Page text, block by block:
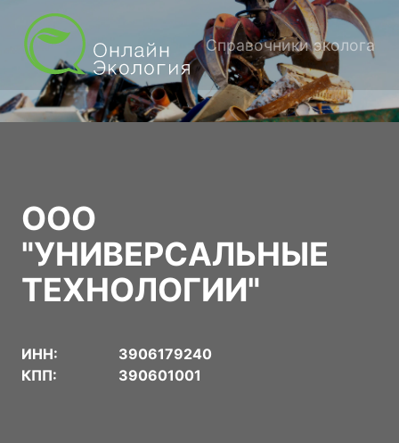
Справочники эколога
ООО
"УНИВЕРСАЛЬНЫЕ
ТЕХНОЛОГИИ"
ИНН:
3906179240
КПП:
390601001